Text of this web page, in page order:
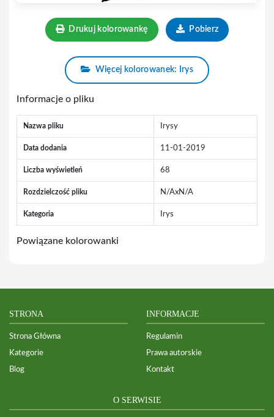
Drukuj kolorowankę Pobierz
Więcej kolorowanek: Irys
Informacje o pliku
Nazwa pliku Irysy
Data dodania 11-01-2019
Liczba wyświetleń 68
Rozdzielczość pliku N/AxN/A
Kategoria Irys
Powiązane kolorowanki
STRONA
Strona Główna
Kategorie
Blog
INFORMACJE
Regulamin
Prawa autorskie
Kontakt
O SERWISIE